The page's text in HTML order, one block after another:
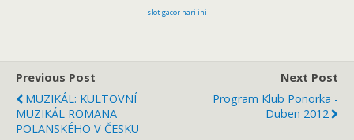
slot gacor hari ini
Previous Post
MUZIKÁL: KULTOVNÍ
MUZIKÁL ROMANA
POLANSKÉHO V ČESKU
Next Post
Program Klub Ponorka -
Duben 2012